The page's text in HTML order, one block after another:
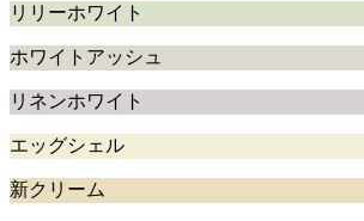
リリーホワイト
ホワイトアッシュ
リネンホワイト
エッグシェル
新クリーム